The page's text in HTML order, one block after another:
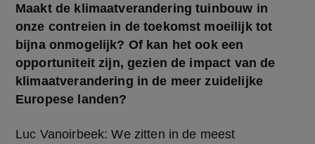
Maakt de klimaatverandering tuinbouw in
onze contreien in de toekomst moeilijk tot
bijna onmogelijk? Of kan het ook een
opportuniteit zijn, gezien de impact van de
klimaatverandering in de meer zuidelijke
Europese landen?
Luc Vanoirbeek: We zitten in de meest